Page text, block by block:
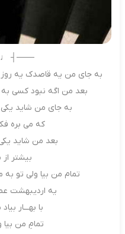
├───
به جای من یه قاصدک یه روز
بعد من اگه نبود کسی
به جای من شاید
که می بره
بعد من شاید
بیشتر
تمام من بیا ولی تو به
یه اردیبهشت
با بهـــار
تمامِ من بیا